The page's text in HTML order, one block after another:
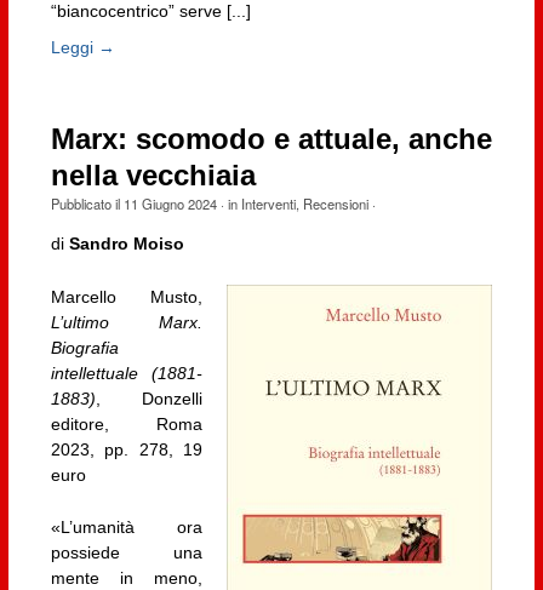
“biancocentrico” serve [...]
Leggi →
Marx: scomodo e attuale, anche
nella vecchiaia
Pubblicato il 11 Giugno 2024· in Interventi, Recensioni·
di Sandro Moiso
Marcello Musto,
L’ultimo Marx.
Biografia
intellettuale (1881-
1883) , Donzelli
editore, Roma
2023, pp. 278, 19
euro
«L’umanità ora
possiede una
mente in meno,